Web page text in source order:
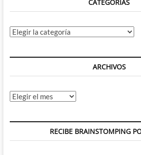
CATEGORÍAS
Categorías
ARCHIVOS
Archivos
RECIBE BRAINSTOMPING